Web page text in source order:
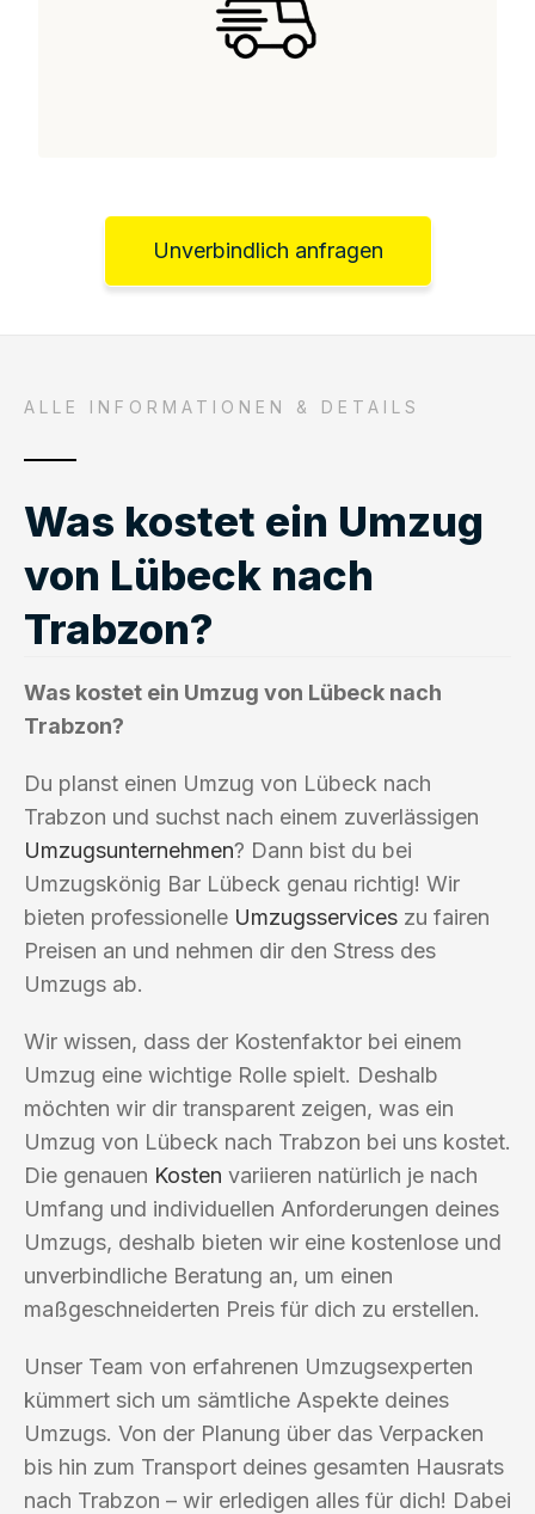
Unverbindlich anfragen
ALLE INFORMATIONEN & DETAILS
Was kostet ein Umzug
von Lübeck nach
Trabzon?
Was kostet ein Umzug von Lübeck nach
Trabzon?
Du planst einen Umzug von Lübeck nach
Trabzon und suchst nach einem zuverlässigen
Umzugsunternehmen? Dann bist du bei
Umzugskönig Bar Lübeck genau richtig! Wir
bieten professionelle Umzugsservices zu fairen
Preisen an und nehmen dir den Stress des
Umzugs ab.
Wir wissen, dass der Kostenfaktor bei einem
Umzug eine wichtige Rolle spielt. Deshalb
möchten wir dir transparent zeigen, was ein
Umzug von Lübeck nach Trabzon bei uns kostet.
Die genauen Kosten variieren natürlich je nach
Umfang und individuellen Anforderungen deines
Umzugs, deshalb bieten wir eine kostenlose und
unverbindliche Beratung an, um einen
maßgeschneiderten Preis für dich zu erstellen.
Unser Team von erfahrenen Umzugsexperten
kümmert sich um sämtliche Aspekte deines
Umzugs. Von der Planung über das Verpacken
bis hin zum Transport deines gesamten Hausrats
nach Trabzon – wir erledigen alles für dich! Dabei